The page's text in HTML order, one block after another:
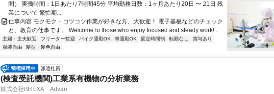
間） 実働時間：1日あたり7時間45分 平均勤務日数：1ヶ月あたり20日 〜 21日 残
業について 繁忙期...
仕事内容 モクモク・コツコツ作業が好きな方、大歓迎！ 電子基板などのチェック
と、教育の仕事です。 Welcome to those who enjoy focused and steady work!...
主婦・主夫歓迎 フリーター歓迎 バイク通勤OK 車通勤OK 固定時間制 転勤なし
賞与あり
服装自由
髪型・髪色自由
派遣社員
(検査受託機関)工業系有機物の分析業務
株式会社BREXA Advan